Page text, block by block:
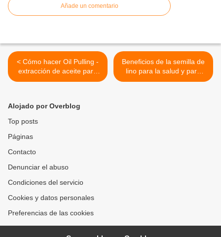
Añade un comentario
< Cómo hacer Oil Pulling -
extracción de aceite para
su salud
Beneficios de la semilla de
lino para la salud y para
revertir el envejecimiento
Alojado por Overblog
Top posts
Páginas
Contacto
Denunciar el abuso
Condiciones del servicio
Cookies y datos personales
Preferencias de las cookies